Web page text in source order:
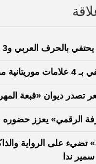
بالحرف العربي و3 مبدعين
مضيئة
تصدر ديوان «قبعة
الرقمي» يعزز حضوره
تضيء على الرواية
ندا